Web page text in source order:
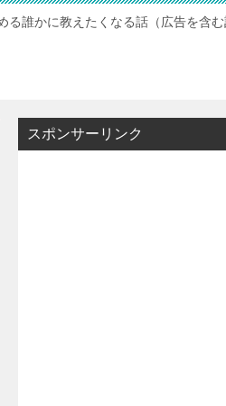
る誰かに教えたくなる話（広告を含む
スポンサーリンク